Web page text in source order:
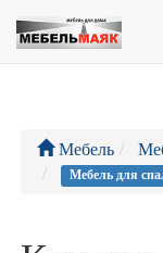
Мебель
Мебель для